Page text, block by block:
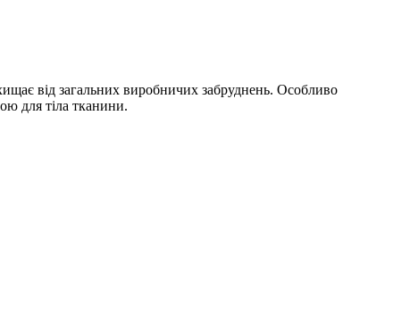
від загальних виробничих забруднень. Особливо
для тіла тканини.